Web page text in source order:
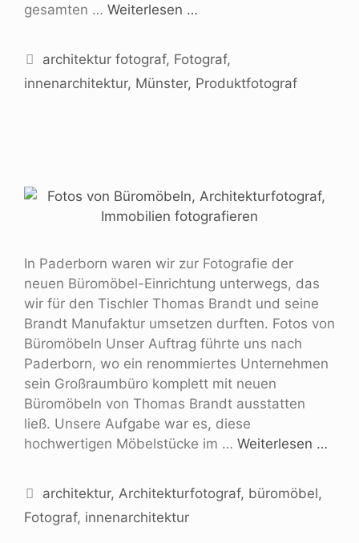
gesamten … Weiterlesen …
architektur fotograf, Fotograf,
innenarchitektur, Münster, Produktfotograf
In Paderborn waren wir zur Fotografie der
neuen Büromöbel-Einrichtung unterwegs, das
wir für den Tischler Thomas Brandt und seine
Brandt Manufaktur umsetzen durften. Fotos von
Büromöbeln Unser Auftrag führte uns nach
Paderborn, wo ein renommiertes Unternehmen
sein Großraumbüro komplett mit neuen
Büromöbeln von Thomas Brandt ausstatten
ließ. Unsere Aufgabe war es, diese
hochwertigen Möbelstücke im … Weiterlesen …
architektur, Architekturfotograf, büromöbel,
Fotograf, innenarchitektur